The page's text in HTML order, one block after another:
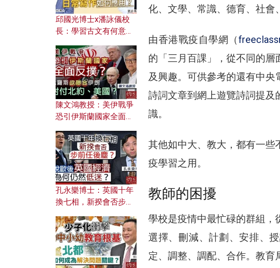
化、文學、常識、德育、社會
由香港戰疫自學網（
的「三月百課」，從不同的
及興趣。可供參考的還有中
詩詞文章到網上遊覽詩詞提
識。
其他如中大、教大，都有一
疫學習之用。
教師的困擾
學校是疫情中最忙碌的群組
選擇、刪減、計劃、安排、
定、調整、調配、合作。教
邱國光博士x潘詠儀校
長：學習古文有何意
文之美？ 日常寫作如何
應用？
陳文鴻教授：美伊戰爭
恐引伊斯蘭國家全面反
對付北約美國？
孔永樂博士：英國十年
換七相，新揆會否步前
濟為何仍然低迷？